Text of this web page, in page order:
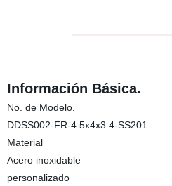
Información Básica.
No. de Modelo.
DDSS002-FR-4.5x4x3.4-SS201
Material
Acero inoxidable
personalizado